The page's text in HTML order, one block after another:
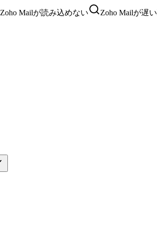
Zoho Mailが読み込めない Zoho Mailが遅